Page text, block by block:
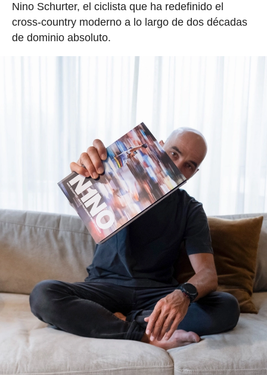
Nino Schurter, el ciclista que ha redefinido el
cross-country moderno a lo largo de dos décadas
de dominio absoluto.